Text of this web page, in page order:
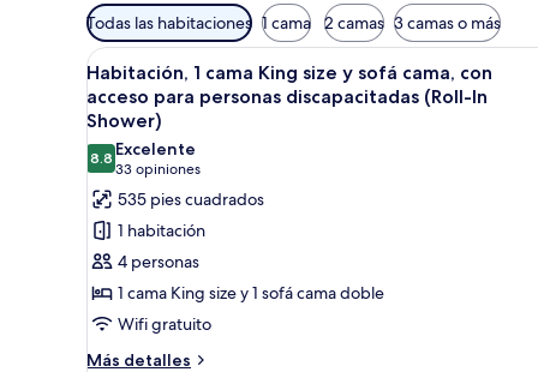
Filtros
disponibles
para
las
habitaciones
Todas las habitaciones 1 cama 2 camas 3 camas o más
Abrir
todas
las
fotos
de
Habitación,
cama
King
size
y
sofá
Habitación de hotel con una
5
Habitación, 1 cama King size y sofá cama, con
acceso para personas discapacitadas (Roll-In
Shower)
8.88.8 de 10
Excelente
33 opiniones
(33
opiniones)
535 pies cuadrados
1 habitación
4 personas
1 cama King size y 1 sofá cama doble
Wifi gratuito
Más detalles
Más